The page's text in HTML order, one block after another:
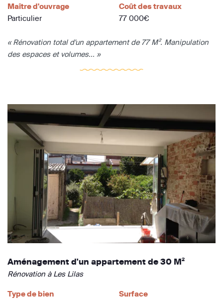
Maître d'ouvrage
Particulier
Coût des travaux
77 000€
« Rénovation total d'un appartement de 77 M². Manipulation
des espaces et volumes... »
Aménagement d'un appartement de 30 M²
Rénovation à Les Lilas
Type de bien
Surface